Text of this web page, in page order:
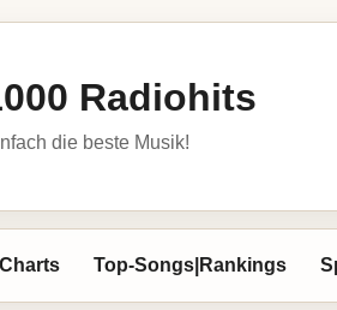
Radiohits
die beste Musik!
Charts Top-Songs|Rankings